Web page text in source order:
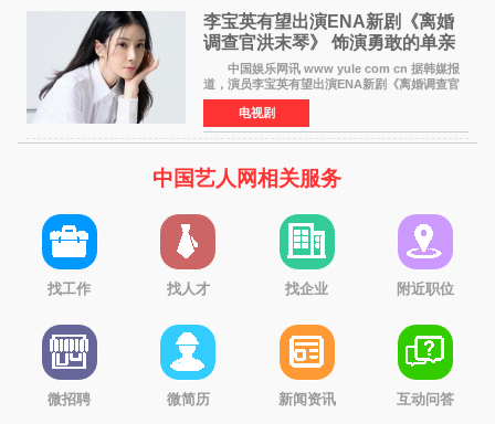
李宝英有望出演ENA新剧《离婚
调查官洪末琴》 饰演勇敢的单亲
妈妈家事调查官
中国娱乐网讯 www yule com cn 据韩媒报
道，演员李宝英有望出演ENA新剧《离婚调查官
洪末琴》女主角，引发观众期待。 李宝英在
剧中饰演家庭法院家事调查官洪末琴一角——即
使在极限状况
电视剧
中国艺人网相关服务
找工作 找人才 找企业 附近职位
微招聘 微简历 新闻资讯 互动问答